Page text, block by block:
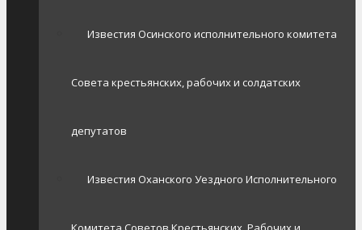
Известия Осинского исполнительного комитета
Совета крестьянских, рабочих и солдатских
депутатов
Известия Оханского Уездного Исполнительного